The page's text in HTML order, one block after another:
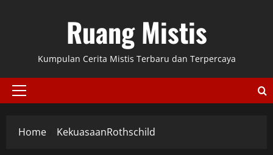
Ruang Mistis
Kumpulan Cerita Mistis Terbaru dan Terpercaya
Primary
Home KekuasaanRothschild